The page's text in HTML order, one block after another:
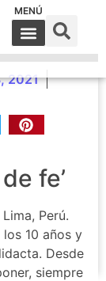
MENÚ
2021
fe’
Perú.
10 años y
Desde
siempre